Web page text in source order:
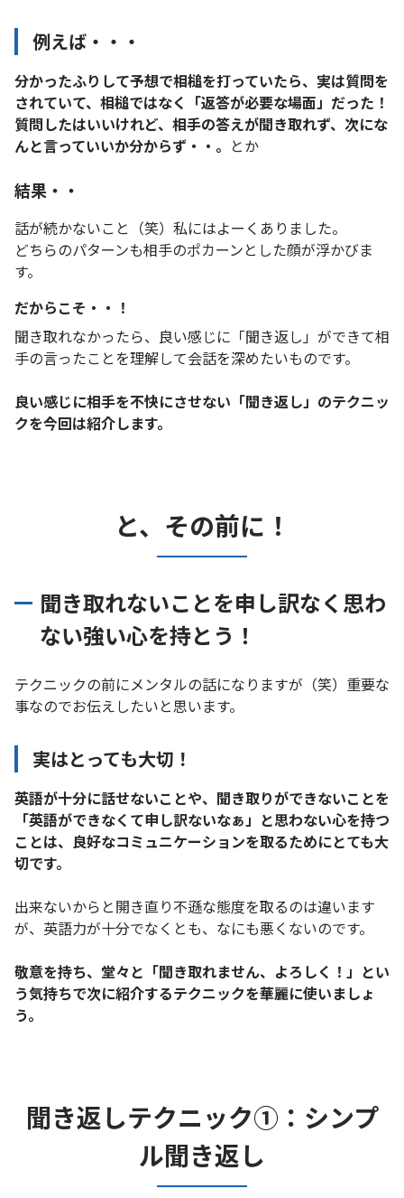
例えば・・・
分かったふりして予想で相槌を打っていたら、実は質問を
されていて、相槌ではなく「返答が必要な場面」だった！
質問したはいいけれど、相手の答えが聞き取れず、次にな
んと言っていいか分からず・・。 とか
結果・・
話が続かないこと（笑）私にはよーくありました。
どちらのパターンも相手のポカーンとした顔が浮かびま
す。
だからこそ・・！
聞き取れなかったら、良い感じに「聞き返し」ができて相
手の言ったことを理解して会話を深めたいものです。
良い感じに相手を不快にさせない「聞き返し」のテクニッ
クを今回は紹介します。
と、その前に！
聞き取れないことを申し訳なく思わ
ない強い心を持とう！
テクニックの前にメンタルの話になりますが（笑）重要な
事なのでお伝えしたいと思います。
実はとっても大切！
英語が十分に話せないことや、聞き取りができないことを
「英語ができなくて申し訳ないなぁ」と思わない心を持つ
ことは、良好なコミュニケーションを取るためにとても大
切です。
出来ないからと開き直り不遜な態度を取るのは違います
が、英語力が十分でなくとも、なにも悪くないのです。
敬意を持ち、堂々と「聞き取れません、よろしく！」とい
う気持ちで次に紹介するテクニックを華麗に使いましょ
う。
聞き返しテクニック①：シンプ
ル聞き返し